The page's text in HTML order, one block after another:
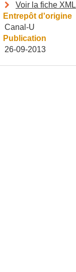
Voir la fiche XML
Entrepôt d'origine
Canal-U
Publication
26-09-2013